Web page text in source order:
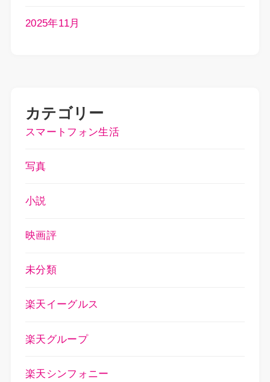
2025年11月
カテゴリー
スマートフォン生活
写真
小説
映画評
未分類
楽天イーグルス
楽天グループ
楽天シンフォニー